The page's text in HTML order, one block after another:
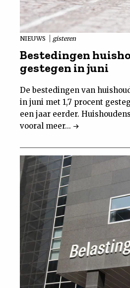
NIEUWS gisteren
Bestedingen
gestegen in juni
De bestedingen van
in juni met 1,7 procent
een jaar eerder.
vooral meer...